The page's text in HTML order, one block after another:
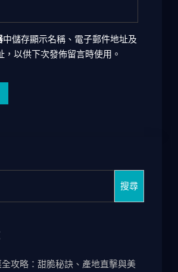
中儲存顯示名稱、電子郵件地址及
，以供下次發佈留言時使用。
搜尋
攻略：甜脆秘訣、產地直擊與美